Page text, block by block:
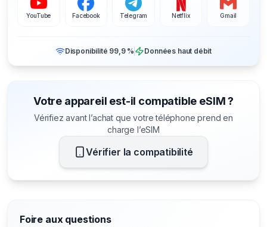
YouTube Facebook Telegram Netflix Gmail
Disponibilité 99,9 % Données haut débit
Votre appareil est-il compatible eSIM ?
Vérifiez avant l’achat que votre téléphone prend en
charge l’eSIM
Vérifier la compatibilité
Foire aux questions